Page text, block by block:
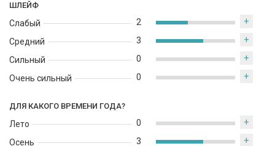
ШЛЕЙФ
Слабый
Средний
Сильный
Очень сильный
2 +
3 +
0 +
0 +
ДЛЯ КАКОГО ВРЕМЕНИ ГОДА?
Лето
Осень
0 +
3 +